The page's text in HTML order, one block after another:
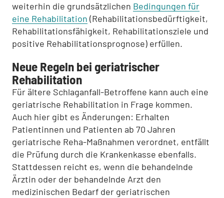
weiterhin die grundsätzlichen Bedingungen für
eine Rehabilitation (Rehabilitationsbedürftigkeit,
Rehabilitationsfähigkeit, Rehabilitationsziele und
positive Rehabilitationsprognose) erfüllen.
Neue Regeln bei geriatrischer
Rehabilitation
Für ältere Schlaganfall-Betroffene kann auch eine
geriatrische Rehabilitation in Frage kommen.
Auch hier gibt es Änderungen: Erhalten
Patientinnen und Patienten ab 70 Jahren
geriatrische Reha-Maßnahmen verordnet, entfällt
die Prüfung durch die Krankenkasse ebenfalls.
Stattdessen reicht es, wenn die behandelnde
Ärztin oder der behandelnde Arzt den
medizinischen Bedarf der geriatrischen